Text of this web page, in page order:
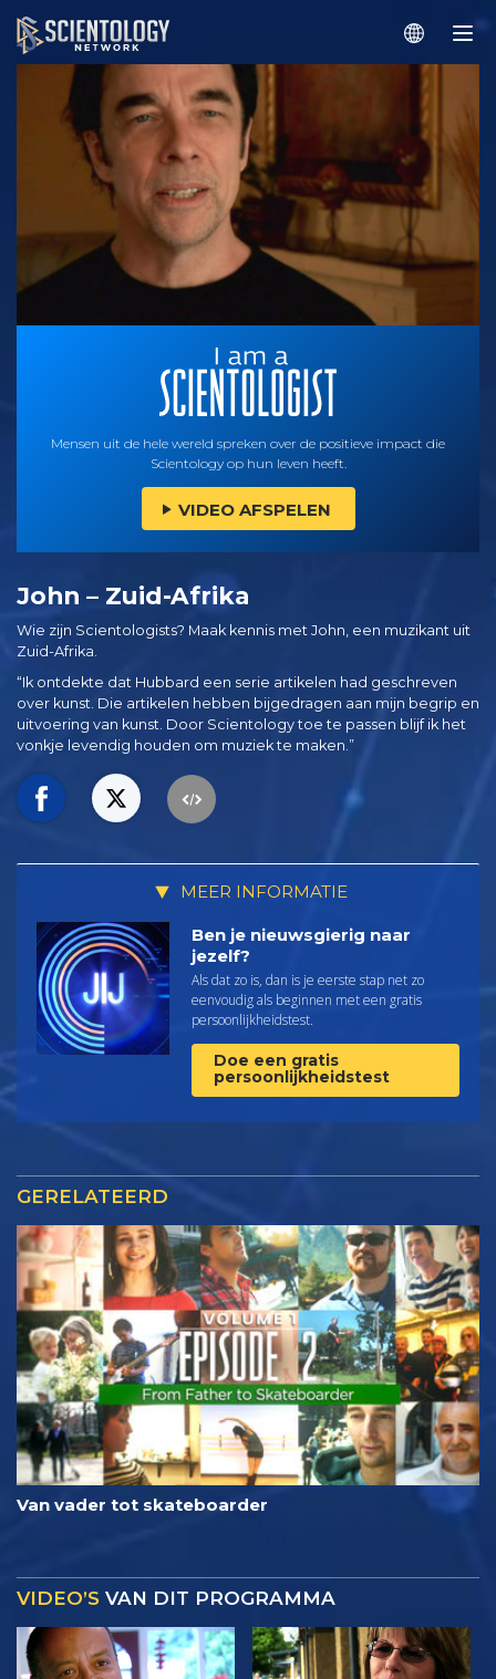
Mensen uit de hele wereld spreken over de positieve impact die
Scientology op hun leven heeft.
VIDEO AFSPELEN
John – Zuid-Afrika
Wie zijn Scientologists? Maak kennis met John, een muzikant uit
Zuid-Afrika.
“Ik ontdekte dat Hubbard een serie artikelen had geschreven
over kunst. Die artikelen hebben bijgedragen aan mijn begrip en
uitvoering van kunst. Door Scientology toe te passen blijf ik het
vonkje levendig houden om muziek te maken.”
MEER INFORMATIE
Ben je nieuwsgierig naar
jezelf?
Als dat zo is, dan is je eerste stap net zo
eenvoudig als beginnen met een gratis
persoonlijkheids­test.
Doe een gratis
persoonlijkheidstest
GERELATEERD
Van vader tot skateboarder
VIDEO’S VAN DIT PROGRAMMA